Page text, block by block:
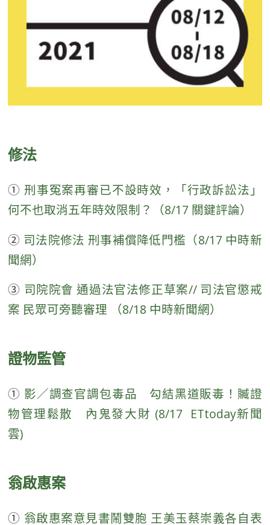
修法
①刑事冤案再審已不設時效，「行政訴訟法」
何不也取消五年時效限制？（8/17 關鍵評論）
② 司法院修法 刑事補償降低門檻（8/17 中時新
聞網）
③ 司院院會 通過法官法修正草案// 司法官懲戒
案 民眾可旁聽審理 （8/18 中時新聞網）
證物監管
① 影／調查官調包毒品 勾結黑道販毒！贓證
物管理鬆散 內鬼發大財 (8/17 ETtoday新聞
雲)
翁啟惠案
① 翁啟惠案意見書鬧雙胞 王美玉蔡崇義各自表